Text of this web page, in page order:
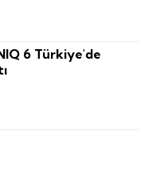
6 Türkiye'de